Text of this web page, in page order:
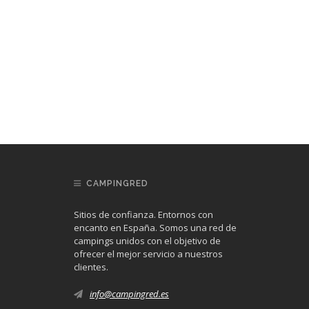
CAMPINGRED
Sitios de confianza. Entornos con
encanto en España. Somos una red de
campings unidos con el objetivo de
ofrecer el mejor servicio a nuestros
clientes.
info@campingred.es